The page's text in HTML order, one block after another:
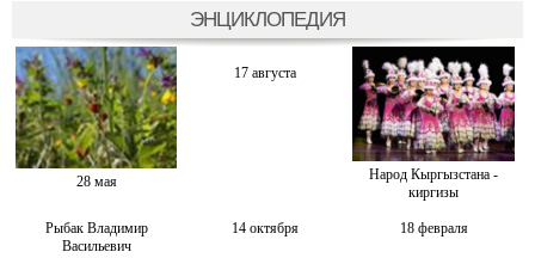
ЭНЦИКЛОПЕДИЯ
28 мая
17 августа
Народ Кыргызстана -
киргизы
Рыбак Владимир
Васильевич
14 октября 18 февраля